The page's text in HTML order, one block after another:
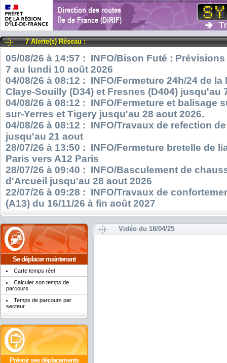
7 Alerte(s) Réseau :
05/08/26 à 14:57 : INFO/Bison Futé :
7 au lundi 10 août 2026
04/08/26 à 08:12 : INFO/Fermeture 24h/24 de
Claye-Souilly (D34) et Fresnes (D404) jusqu'au
04/08/26 à 08:12 : INFO/Fermeture et balisage
sur-Yerres et Tigery jusqu'au 28 aout 2026.
04/08/26 à 08:12 : INFO/Travaux de refection
jusqu'au 21 aout
28/07/26 à 13:50 : INFO/Fermeture bretelle de
Paris vers A12 Paris
28/07/26 à 09:40 : INFO/Basculement de
d'Arcueil jusqu'au 28 aout 2026
22/07/26 à 09:28 : INFO/Travaux de
(A13) du 16/11/26 à fin août 2027
Se déplacer maintenant
Carte temps réel
Calculer son temps de
parcours
Temps de parcours par
secteur
Prévoir ses déplacements
Vidéo du 18/04/25